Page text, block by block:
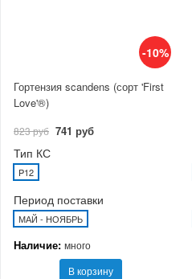
-10%
Гортензия scandens (сорт 'First
Love'®)
823 руб 741 руб
Тип КС
P12
Период поставки
МАЙ - НОЯБРЬ
Наличие: много
В корзину